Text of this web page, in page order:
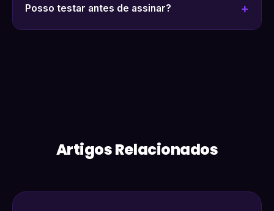
Posso testar antes de assinar?
Artigos Relacionados